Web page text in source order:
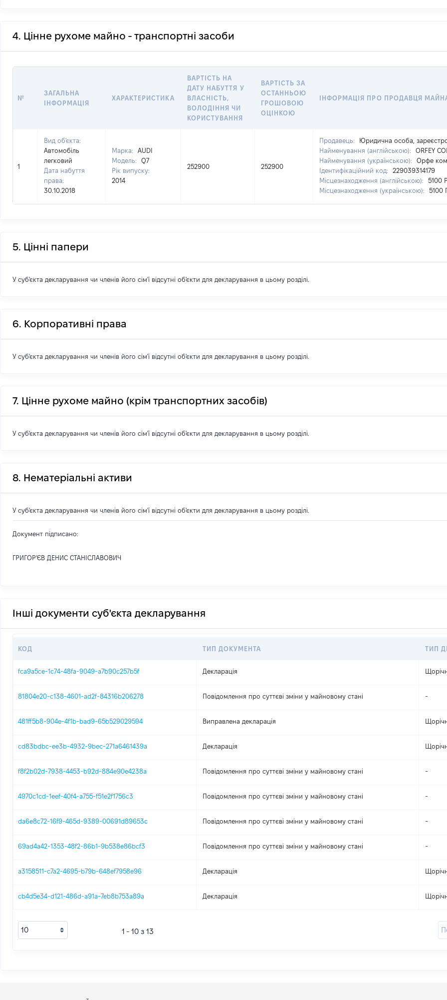
4. Цінне рухоме майно - транспортні засоби
№
ЗАГАЛЬНА
ІНФОРМАЦІЯ
ХАРАКТЕРИСТИКА
ВАРТІСТЬ НА
ДАТУ НАБУТТЯ У
ВЛАСНІСТЬ,
ВОЛОДІННЯ ЧИ
КОРИСТУВАННЯ
ВАРТІСТЬ ЗА
ОСТАННЬОЮ
ГРОШОВОЮ
ОЦІНКОЮ
ІНФОРМАЦІЯ ПРО ПРОДАВЦЯ
1
Вид об'єкта:
Автомобіль
легковий
Дата набуття
права:
30.10.2018
Марка:
AUDI
Модель:
Q7
Рік випуску:
2014
252900 252900
Продавець:
Юридична особа,
Найменування (англійською):
ORFEY
Найменування (українською):
Орфе
Ідентифікаційний код:
229039314179
Місцезнаходження (англійською):
5100
Місцезнаходження (українською):
5100
5. Цінні папери
У суб'єкта декларування чи членів його сім'ї відсутні об'єкти для декларування в цьому розділі.
6. Корпоративні права
У суб'єкта декларування чи членів його сім'ї відсутні об'єкти для декларування в цьому розділі.
7. Цінне рухоме майно (крім транспортних засобів)
У суб'єкта декларування чи членів його сім'ї відсутні об'єкти для декларування в цьому розділі.
8. Нематеріальні активи
У суб'єкта декларування чи членів його сім'ї відсутні об'єкти для декларування в цьому розділі.
Документ підписано:
ГРИГОР’ЄВ ДЕНИС СТАНІСЛАВОВИЧ
Інші документи суб'єкта декларування
КОД ТИП ДОКУМЕНТА ТИП
fca9a5ce-1c74-48fa-9049-a7b90c257b5f Декларація
81804e20-c138-4601-ad2f-84316b206278 Повідомлення про суттєві зміни y майновому стані -
481ff5b8-904e-4f1b-bad9-65b529029594 Виправлена декларація
cd83bdbc-ee3b-4932-9bec-271a6461439a Декларація
f8f2b02d-7938-4453-b92d-884e90e4238a Повідомлення про суттєві зміни y майновому стані -
4970c1cd-1eef-40f4-a755-f51e2f1756c3 Повідомлення про суттєві зміни y майновому стані -
da6e8c72-16f9-465d-9389-00691d89653c Повідомлення про суттєві зміни y майновому стані -
69ad4a42-1353-48f2-86b1-9b538e86bcf3 Повідомлення про суттєві зміни y майновому стані -
a3158511-c7a2-4695-b79b-648ef7958e96 Декларація
cb4d5e34-d121-486d-a91a-7eb8b753a89a Декларація
1 - 10 з 13